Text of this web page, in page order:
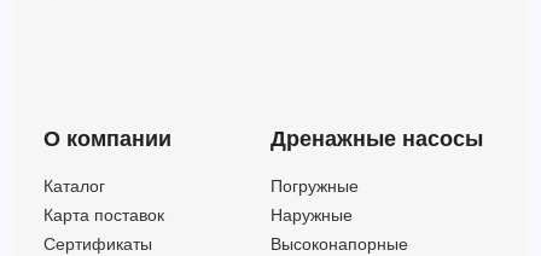
О компании
Каталог
Карта поставок
Сертификаты
Дренажные насосы
Погружные
Наружные
Высоконапорные